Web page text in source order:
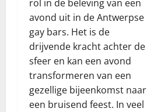
rol in de beleving van een
avond uit in de Antwerpse
gay bars. Het is de
drijvende kracht achter de
sfeer en kan een avond
transformeren van een
gezellige bijeenkomst naar
een bruisend feest. In veel